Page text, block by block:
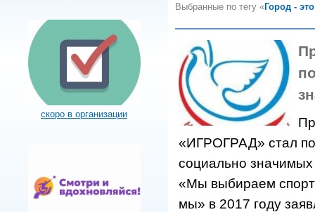
скоро в организации
Выбранные по тегу «Город -
«ИГРОГРАД» стал
социально
«Мы выбираем
мы» в 2017 году